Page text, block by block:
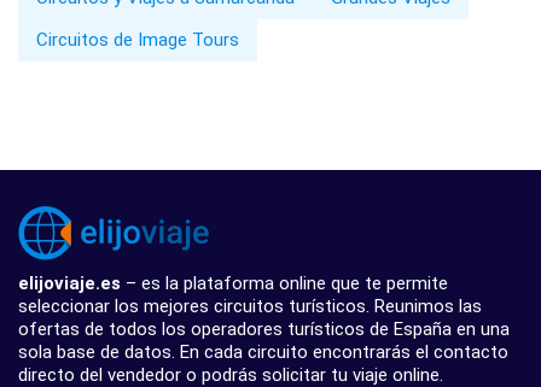
Circuitos de Image Tours
elijoviaje.es – es la plataforma online que te permite
seleccionar los mejores circuitos turísticos. Reunimos las
ofertas de todos los operadores turísticos de España en una
sola base de datos. En cada circuito encontrarás el contacto
directo del vendedor o podrás solicitar tu viaje online.